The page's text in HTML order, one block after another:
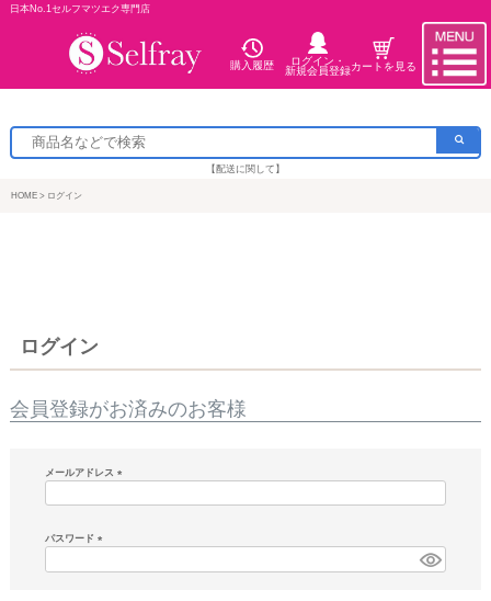
日本No.1セルフマツエク専門店
購入履歴
ログイン・
新規会員登録カートを見る
【配送に関して】
HOME ログイン
ログイン
会員登録がお済みのお客様
メールアドレス
須)
パスワード
須)